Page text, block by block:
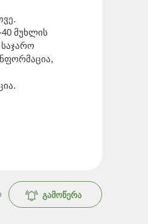
მუხლის
გამოწერა